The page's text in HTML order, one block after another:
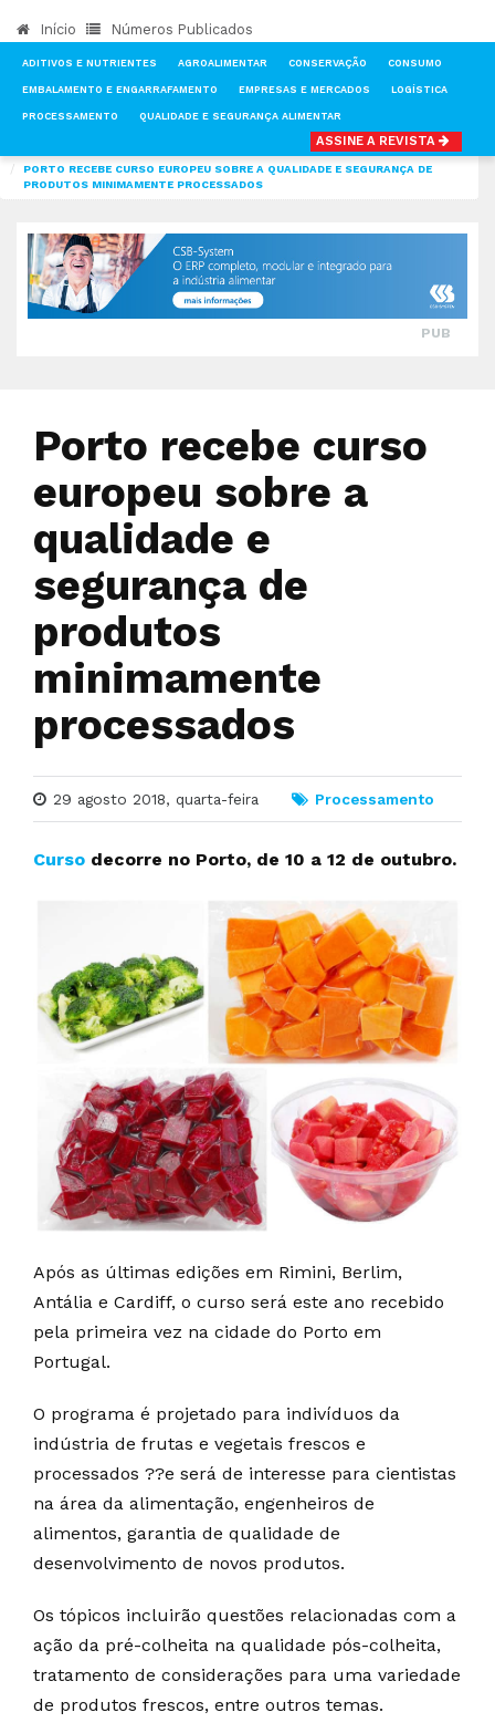
Início Números Publicados
ADITIVOS E NUTRIENTES AGROALIMENTAR CONSERVAÇÃO CONSUMO
EMBALAMENTO E ENGARRAFAMENTO EMPRESAS E MERCADOS LOGÍSTICA
PROCESSAMENTO QUALIDADE E SEGURANÇA ALIMENTAR
ASSINE A REVISTA
PORTO RECEBE CURSO EUROPEU SOBRE A QUALIDADE E SEGURANÇA DE
PRODUTOS MINIMAMENTE PROCESSADOS
PUB
Porto recebe curso
europeu sobre a
qualidade e
segurança de
produtos
minimamente
processados
29 agosto 2018, quarta-feira Processamento
Curso decorre no Porto, de 10 a 12 de outubro.
Após as últimas edições em Rimini, Berlim,
Antália e Cardiff, o curso será este ano recebido
pela primeira vez na cidade do Porto em
Portugal.
O programa é projetado para indivíduos da
indústria de frutas e vegetais frescos e
processados ??e será de interesse para cientistas
na área da alimentação, engenheiros de
alimentos, garantia de qualidade de
desenvolvimento de novos produtos.
Os tópicos incluirão questões relacionadas com a
ação da pré-colheita na qualidade pós-colheita,
tratamento de considerações para uma variedade
de produtos frescos, entre outros temas.